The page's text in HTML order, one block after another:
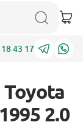
43 17
2.0